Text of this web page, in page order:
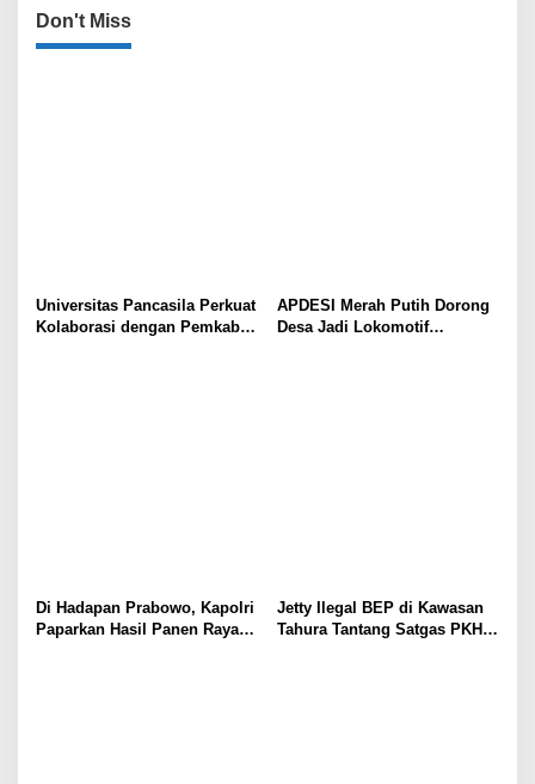
Don't Miss
Universitas Pancasila Perkuat
Kolaborasi dengan Pemkab
APDESI Merah Putih Dorong
Desa Jadi Lokomotif
Di Hadapan Prabowo, Kapolri
Paparkan Hasil Panen Raya
Jetty Ilegal BEP di Kawasan
Tahura Tantang Satgas PKH,